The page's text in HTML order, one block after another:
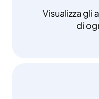
Visualizza gli
di